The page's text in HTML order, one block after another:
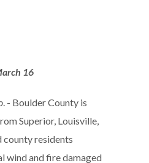
16
. - Boulder County is
Superior, Louisville,
county residents
wind and fire damaged